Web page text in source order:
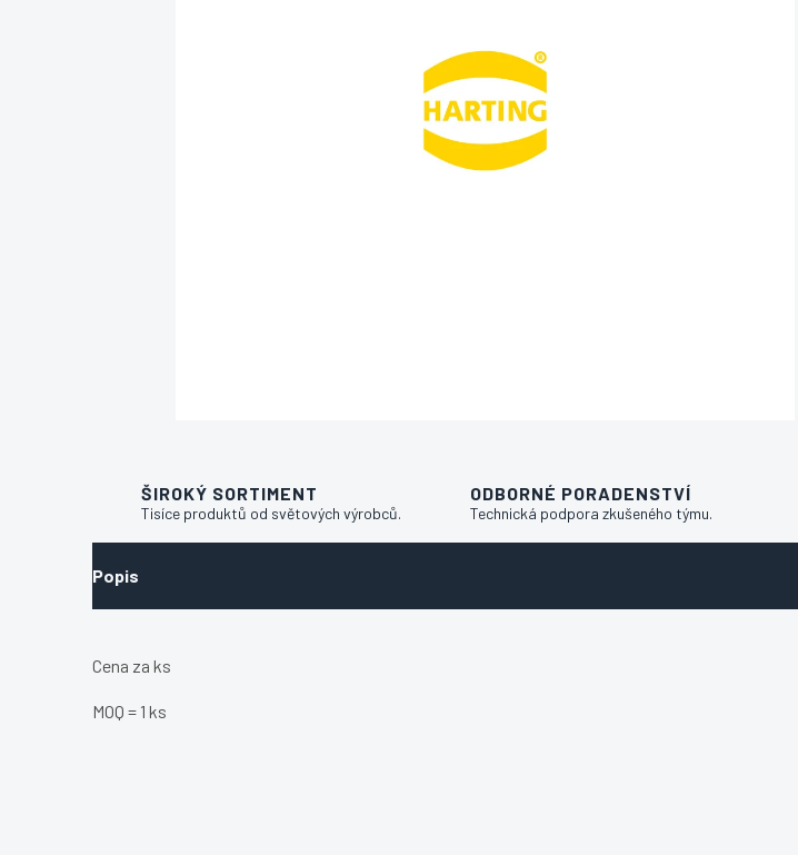
ŠIROKÝ SORTIMENT
Tisíce produktů od světových výrobců.
ODBORNÉ PORADENSTVÍ
Technická podpora zkušeného týmu.
Popis
Cena za ks
MOQ = 1 ks